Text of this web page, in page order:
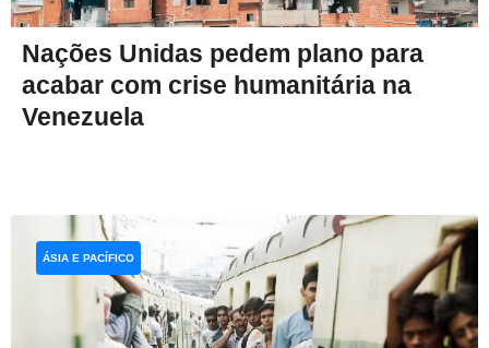
Nações Unidas pedem plano para
acabar com crise humanitária na
Venezuela
ÁSIA E PACÍFICO